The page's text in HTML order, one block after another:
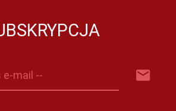
e-mail --